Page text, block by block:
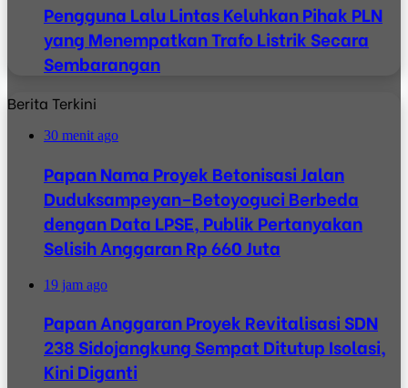
Pengguna Lalu Lintas Keluhkan Pihak PLN
yang Menempatkan Trafo Listrik Secara
Sembarangan
Berita Terkini
30 menit ago
Papan Nama Proyek Betonisasi Jalan
Duduksampeyan–Betoyoguci Berbeda
dengan Data LPSE, Publik Pertanyakan
Selisih Anggaran Rp 660 Juta
19 jam ago
Papan Anggaran Proyek Revitalisasi SDN
238 Sidojangkung Sempat Ditutup Isolasi,
Kini Diganti